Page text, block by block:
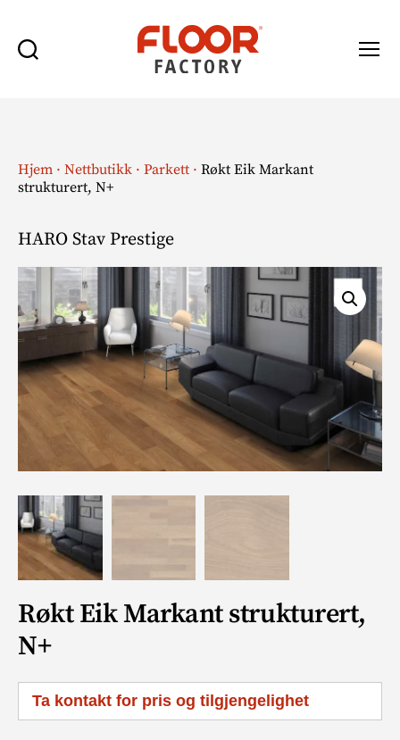
Hjem · Nettbutikk · Parkett · Røkt Eik Markant
strukturert, N+
HARO Stav Prestige
Røkt Eik Markant strukturert,
N+
Ta kontakt for pris og tilgjengelighet